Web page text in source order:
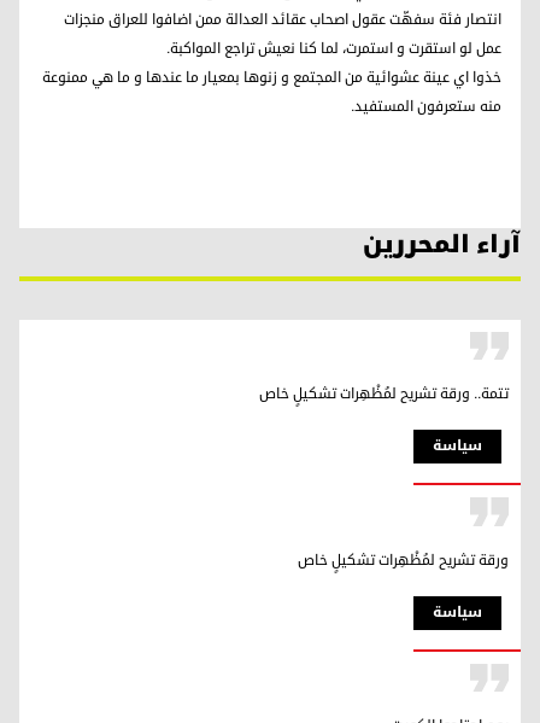
انتصار فئة سفهّت عقول اصحاب عقائد العدالة ممن اضافوا للعراق منجزات
عمل لو استقرت و استمرت، لما كنا نعيش تراجع المواكبة.
خذوا اي عينة عشوائية من المجتمع و زنوها بمعيار ما عندها و ما هي ممنوعة
منه ستعرفون المستفيد.
آراء المحررين
سیاسة
تتمة.. ورقة تشريح لمُظْهِرات تشكيلٍ خاص
سیاسة
ورقة تشريح لمُظْهِرات تشكيلٍ خاص